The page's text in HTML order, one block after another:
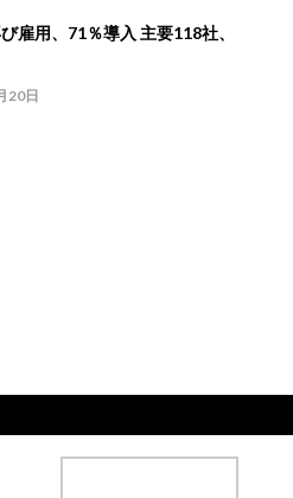
雇用、71％導入 主要118社、
20日